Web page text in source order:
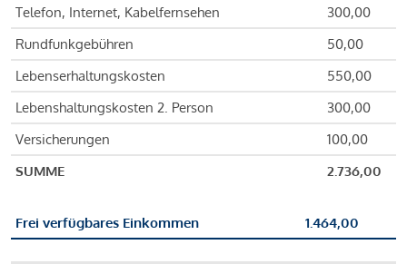
Telefon, Internet, Kabelfernsehen
300,00
Rundfunkgebühren
50,00
Lebenserhaltungskosten
550,00
Lebenshaltungskosten 2. Person
300,00
Versicherungen
100,00
SUMME
2.736,00
Frei verfügbares Einkommen 1.464,00